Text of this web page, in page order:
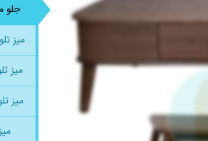
جلو
میز
میز
میز